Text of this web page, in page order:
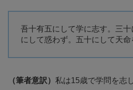
吾十有五にして学に志す。三
にして惑わず。五十にして天命
（筆者意訳） 私は15歳で学問を志